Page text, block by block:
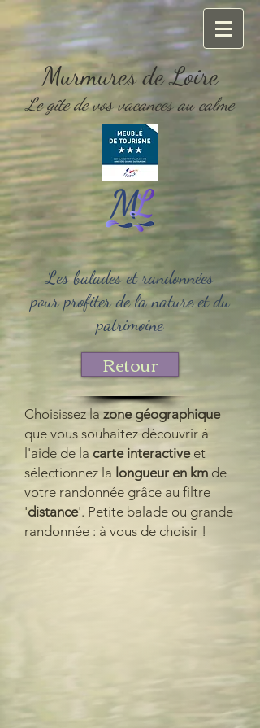
Murmures de Loire
Le gîte de vos vacances au calme
Les balades et randonnées
pour profiter de la nature et du
patrimoine
Retour
Choisissez la zone géographique
que vous souhaitez découvrir à
l'aide de la carte interactiveet
sélectionnez la longueur en km de
votre randonnée grâce au filtre
'distance'. Petite balade ou grande
randonnée : à vous de choisir !